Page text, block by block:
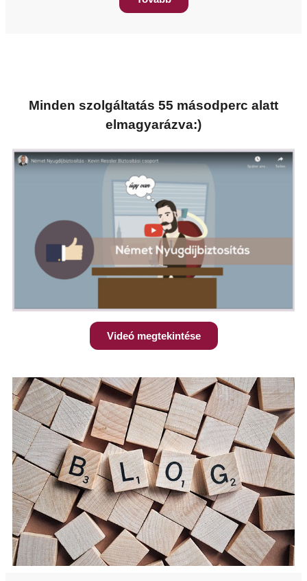
Minden szolgáltatás 55 másodperc alatt
elmagyarázva:)
Videó megtekintése